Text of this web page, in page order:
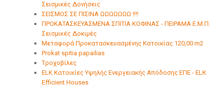
Σεισμικές Δονήσεις
ΣΕΙΣΜΟΣ ΣΕ ΠΙΣΙΝΑ ΩΩΩΩΩΩΩ !!!!
ΠΡΟΚΑΤΑΣΚΕΥΑΣΜΕΝΑ ΣΠΙΤΙΑ ΚΟΦΙΝΑΣ - ΠΕΙΡΑΜΑ Ε.Μ.Π.
Σεισμικές Δοκιμές
Μεταφορά Προκατασκευασμένης Κατοικίας 120,00 m2
Prokat spitia papailias
Tροχοβίλες
ELK Κατοικίες Υψηλής Ενεργειακής Απόδοσης ΕΠΕ - ELK
Efficient Houses